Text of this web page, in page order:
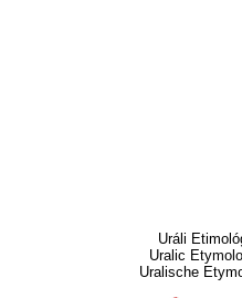
Uráli
Uralic
Uralische